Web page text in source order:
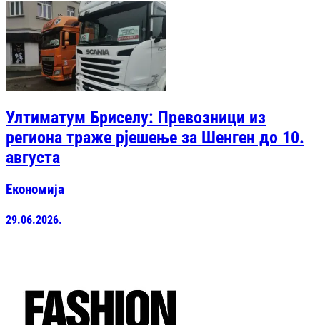
Ултиматум Бриселу: Превозници из
региона траже рјешење за Шенген до 10.
августа
Економија
29.06.2026.